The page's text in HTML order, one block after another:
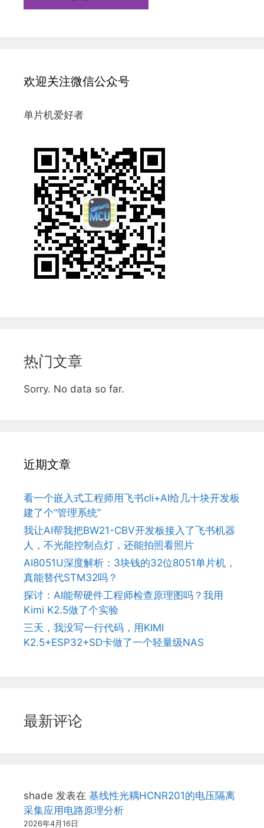
欢迎关注微信公众号
单片机爱好者
热门文章
Sorry. No data so far.
近期文章
看一个嵌入式工程师用飞书cli+AI给几十块开发板
建了个“管理系统”
我让AI帮我把BW21-CBV开发板接入了飞书机器
人，不光能控制点灯，还能拍照看照片
AI8051U深度解析：3块钱的32位8051单片机，
真能替代STM32吗？
探讨：AI能帮硬件工程师检查原理图吗？我用
Kimi K2.5做了个实验
三天，我没写一行代码，用KIMI
K2.5+ESP32+SD卡做了一个轻量级NAS
最新评论
shade 发表在 基线性光耦HCNR201的电压隔离
采集应用电路原理分析
2026年4月16日